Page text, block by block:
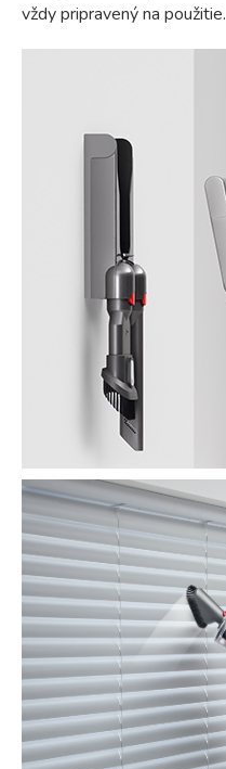
vždy pripravený na použitie.